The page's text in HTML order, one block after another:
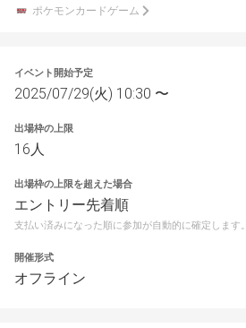
ポケモンカードゲーム
イベント開始予定
2025/07/29(火) 10:30 〜
出場枠の上限
16人
出場枠の上限を超えた場合
エントリー先着順
支払い済みになった順に参加が自動的に確定します。
開催形式
オフライン